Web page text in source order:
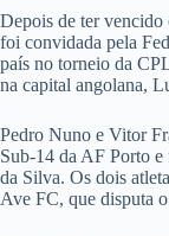
Depois de ter
foi convidada pela
país no torneio da
na capital angolana,
Pedro Nuno e Vitor
Sub-14 da AF Porto
da Silva. Os dois
Ave FC, que disputa